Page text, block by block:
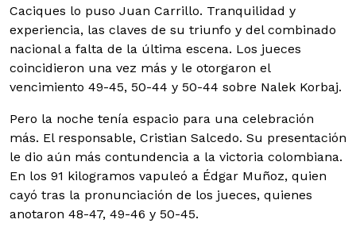
Caciques lo puso Juan Carrillo. Tranquilidad y
experiencia, las claves de su triunfo y del combinado
nacional a falta de la última escena. Los jueces
coincidieron una vez más y le otorgaron el
vencimiento 49-45, 50-44 y 50-44 sobre Nalek Korbaj.
Pero la noche tenía espacio para una celebración
más. El responsable, Cristian Salcedo. Su presentación
le dio aún más contundencia a la victoria colombiana.
En los 91 kilogramos vapuleó a Édgar Muñoz, quien
cayó tras la pronunciación de los jueces, quienes
anotaron 48-47, 49-46 y 50-45.